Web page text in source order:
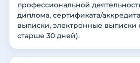
профессиональной
диплома, сертификата/
выписки, электронные выписки
старше 30 дней).